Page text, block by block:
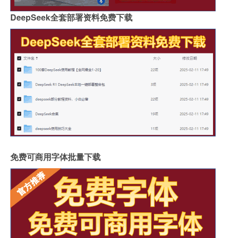
DeepSeek全套部署资料免费下载
免费可商用字体批量下载